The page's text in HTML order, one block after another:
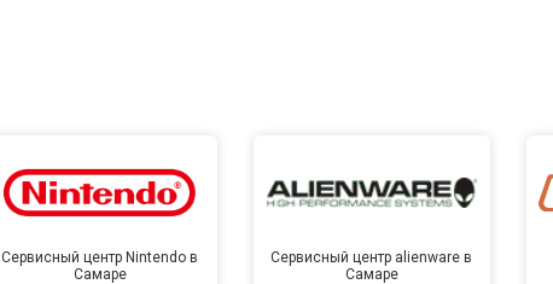
Сервисный центр Nintendo в
Самаре
Сервисный центр alienware в
Самаре